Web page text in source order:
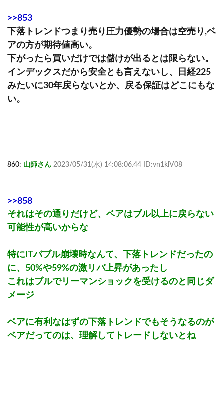
>>853
下落トレンドつまり売り圧力優勢の場合は空売り,ベ
アの方が期待値高い。
下がったら買いだけでは儲けが出るとは限らない。
インデックスだから安全とも言えないし、日経225
みたいに30年戻らないとか、戻る保証はどこにもな
い。
860: 山師さん 2023/05/31(水) 14:08:06.44 ID:vn1klV08
>>858
それはその通りだけど、ベアはブル以上に戻らない
可能性が高いからな
特にITバブル崩壊時なんて、下落トレンドだったの
に、50%や59%の激リバ上昇があったし
これはブルでリーマンショックを受けるのと同じダ
メージ
ベアに有利なはずの下落トレンドでもそうなるのが
ベアだってのは、理解してトレードしないとね